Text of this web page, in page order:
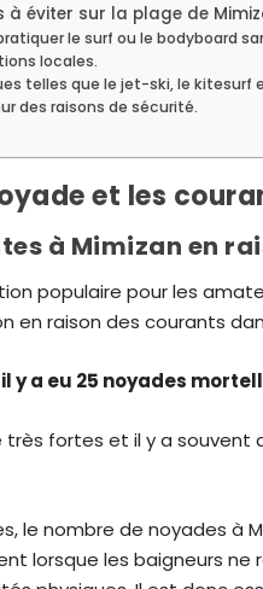
à éviter sur la plage de
le surf ou le bodyboard
locales.
telles que le jet-ski, le
des raisons de sécurité.
et les
à Mimizan en
populaire pour les
en raison des courants
il y a eu 25 noyades
fortes et il y a
le nombre de noyades à
lorsque les baigneurs